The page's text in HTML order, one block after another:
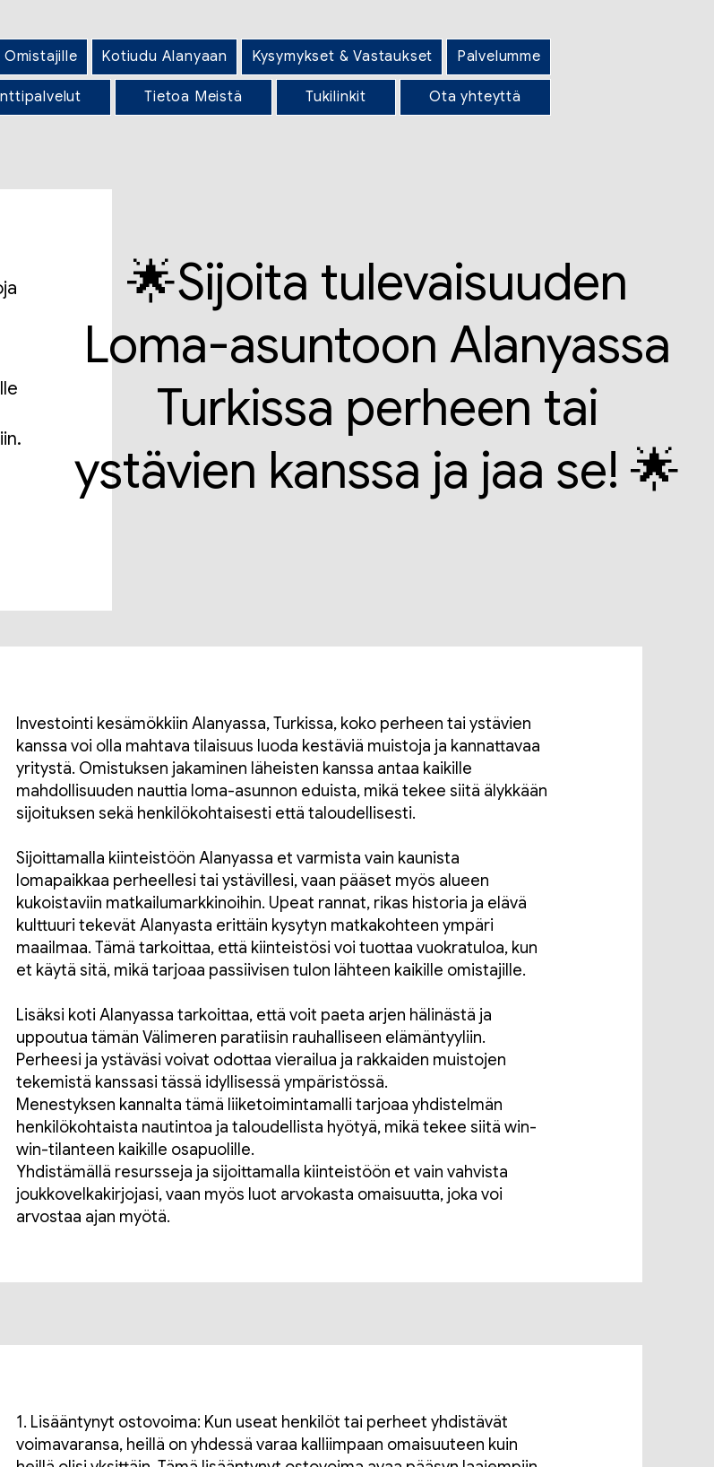
Omistajille Kotiudu Alanyaan Kysymykset & Vastaukset Palvelumme
Tietoa Meistä Tukilinkit Ota yhteyttä
🌟Sijoita tulevaisuuden
Loma-asuntoon Alanyassa
Turkissa perheen tai
ystävien kanssa ja jaa se! 🌟
Investointi kesämökkiin Alanyassa, Turkissa, koko perheen tai ystävien
kanssa voi olla mahtava tilaisuus luoda kestäviä muistoja ja kannattavaa
yritystä. Omistuksen jakaminen läheisten kanssa antaa kaikille
mahdollisuuden nauttia loma-asunnon eduista, mikä tekee siitä älykkään
sijoituksen sekä henkilökohtaisesti että taloudellisesti.
Sijoittamalla kiinteistöön Alanyassa et varmista vain kaunista
lomapaikkaa perheellesi tai ystävillesi, vaan pääset myös alueen
kukoistaviin matkailumarkkinoihin. Upeat rannat, rikas historia ja elävä
kulttuuri tekevät Alanyasta erittäin kysytyn matkakohteen ympäri
maailmaa. Tämä tarkoittaa, että kiinteistösi voi tuottaa vuokratuloa, kun
et käytä sitä, mikä tarjoaa passiivisen tulon lähteen kaikille omistajille.
Lisäksi koti Alanyassa tarkoittaa, että voit paeta arjen hälinästä ja
uppoutua tämän Välimeren paratiisin rauhalliseen elämäntyyliin.
Perheesi ja ystäväsi voivat odottaa vierailua ja rakkaiden muistojen
tekemistä kanssasi tässä idyllisessä ympäristössä.
Menestyksen kannalta tämä liiketoimintamalli tarjoaa yhdistelmän
henkilökohtaista nautintoa ja taloudellista hyötyä, mikä tekee siitä win-
win-tilanteen kaikille osapuolille.
Yhdistämällä resursseja ja sijoittamalla kiinteistöön et vain vahvista
joukkovelkakirjojasi, vaan myös luot arvokasta omaisuutta, joka voi
arvostaa ajan myötä.
1. Lisääntynyt ostovoima: Kun useat henkilöt tai perheet yhdistävät
voimavaransa, heillä on yhdessä varaa kalliimpaan omaisuuteen kuin